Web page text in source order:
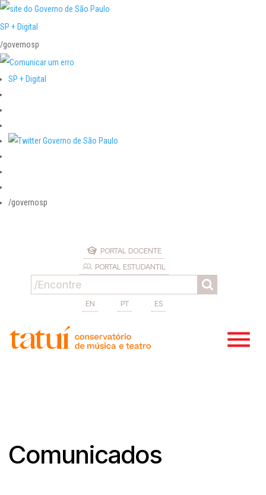
SP + Digital
/governosp
SP + Digital
/governosp
PORTAL DOCENTE
PORTAL ESTUDANTIL
EN PT ES
Comunicados